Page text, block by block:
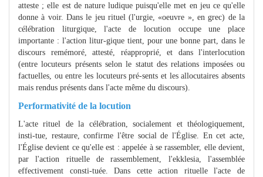
atteste ; elle est de nature ludique puisqu'elle met en jeu ce qu'elle
donne à voir. Dans le jeu rituel (l'urgie, «oeuvre », en grec) de la
célébration liturgique, l'acte de locution occupe une place
importante : l'action litur-gique tient, pour une bonne part, dans le
discours remémoré, attesté, réapproprié, et dans l'interlocution
(entre locuteurs présents selon le statut des relations imposées ou
factuelles, ou entre les locuteurs pré-sents et les allocutaires absents
mais rendus présents dans l'acte même du discours).
Performativité de la locution
L'acte rituel de la célébration, socialement et théologiquement,
insti-tue, restaure, confirme l'être social de l'Église. En cet acte,
l'Église devient ce qu'elle est : appelée à se rassembler, elle devient,
par l'action rituelle de rassemblement, l'ekklesia, l'assemblée
effectivement consti-tuée. Dans cette action rituelle l'acte de